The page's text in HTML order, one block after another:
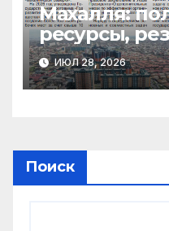
Махалля:
ресурсы,
ИЮЛ 28, 2026
Поиск